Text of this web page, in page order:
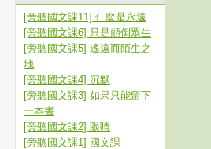
[旁聽國文課11] 什麼是永遠
[旁聽國文課6] 只是顛倒眾生
[旁聽國文課5] 遙遠而陌生之
地
[旁聽國文課4] 沉默
[旁聽國文課3] 如果只能留下
一本書
[旁聽國文課2] 眼睛
[旁聽國文課1] 國文課